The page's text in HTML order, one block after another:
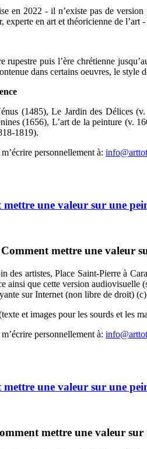
en 2022 - il n’existe pas de
experte en art et théoricienne de
rupestre puis l’ère chrétienne
dans certains oeuvres, le
(1485), Le Jardin des Délices
(1656), L’art de la peinture (v.
1819).
personnellement à:
une valeur sur une
mettre une valeur
des artistes, Place Saint-Pierre à
ainsi que cette version
sur Internet (non libre de droit)
et images pour les sourds et les
personnellement à:
une valeur sur une
mettre une valeur